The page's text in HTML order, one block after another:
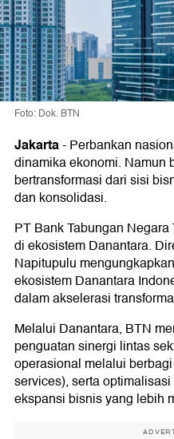
Foto: Dok. BTN
Jakarta-Perbankan
dinamika ekonomi. Namun
bertransformasi dari sisi
dan konsolidasi.
PT Bank Tabungan
di ekosistem Danantara.
Napitupulu
ekosistem Danantara
dalam akselerasi
Melalui Danantara, BTN
penguatan sinergi lintas
operasional melalui
services), serta
ekspansi bisnis yang lebih